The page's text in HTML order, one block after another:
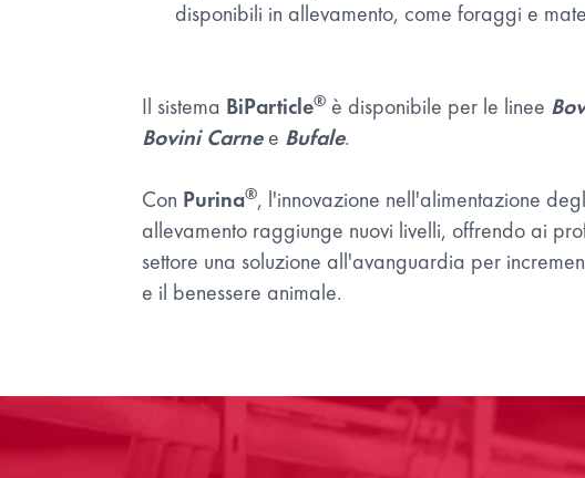
disponibili in allevamento, come foraggi e
Il sistema BiParticle® è disponibile per le linee
Bovini Carnee Bufale.
Con Purina®, l'innovazione nell'alimentazione
allevamento raggiunge nuovi livelli, offrendo ai
settore una soluzione all'avanguardia per
e il benessere animale.